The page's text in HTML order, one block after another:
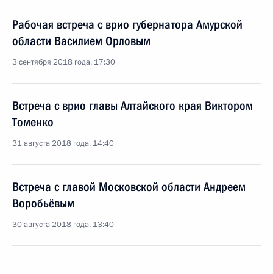
Рабочая встреча с врио губернатора Амурской
области Василием Орловым
3 сентября 2018 года, 17:30
Встреча с врио главы Алтайского края Виктором
Томенко
31 августа 2018 года, 14:40
Встреча с главой Московской области Андреем
Воробьёвым
30 августа 2018 года, 13:40